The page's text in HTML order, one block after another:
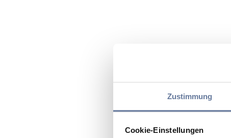
Zustimmung
Cookie-Einstellungen